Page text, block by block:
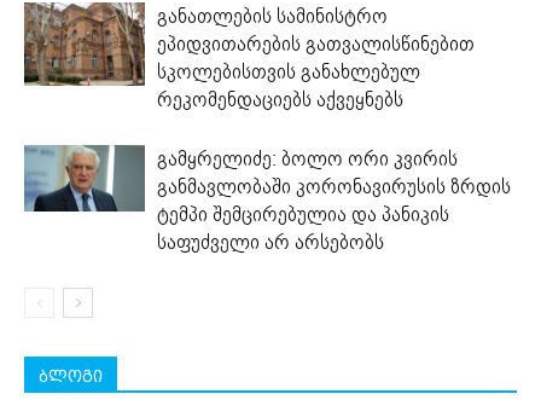
განათლების სამინისტრო
ეპიდვითარების გათვალისწინებით
სკოლებისთვის განახლებულ
რეკომენდაციებს აქვეყნებს
გამყრელიძე: ბოლო ორი კვირის
განმავლობაში კორონავირუსის ზრდის
ტემპი შემცირებულია და პანიკის
საფუძველი არ არსებობს
ბლოგი